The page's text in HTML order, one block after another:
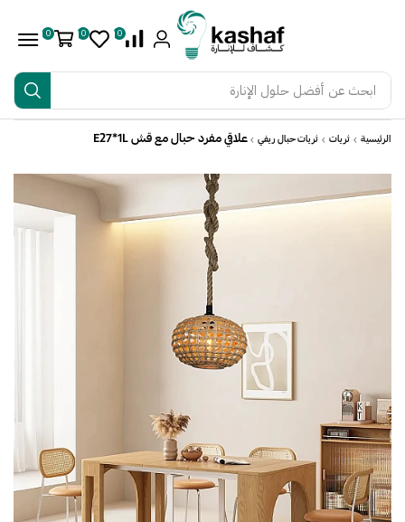
ابحث عن أفضل حلول الإنارة
0
0
0
الرئيسية ثريات ثريات حبال ريفي علاقي مفرد حبال مع قش E27*1L